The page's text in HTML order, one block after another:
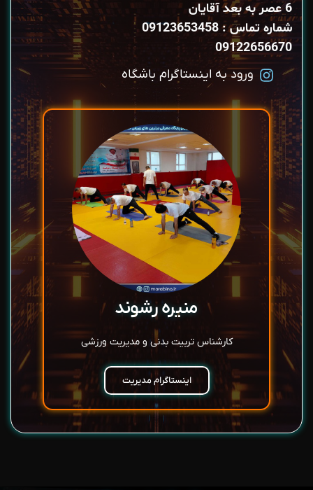
6 عصر به بعد آقایان
شماره تماس : 09123653458
09122656670
ورود به اینستاگرام باشگاه
منیره رشوند
کارشناس تربيت بدنی و مدیریت ورزشی
اینستاگرام مدیریت